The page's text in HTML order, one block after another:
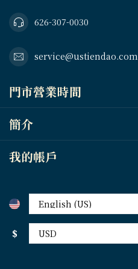
626-307-0030
service@ustiendao.com
門市營業時間
簡介
我的帳戶
$